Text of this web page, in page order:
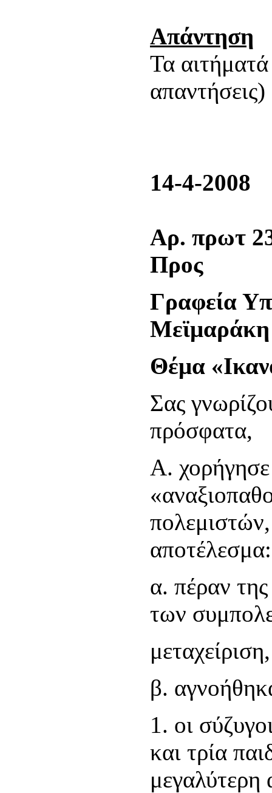
Απάντηση
Τα
απαντήσεις)
14-4-2008
Αρ. πρωτ
Προς
Γραφεία
Μεϊμαράκη
Θέμα
Σας
πρόσφατα,
Α. χορήγησε
αποτέλεσμα:
α. πέραν
των
μεταχείριση,
β.
1. οι
και τρία